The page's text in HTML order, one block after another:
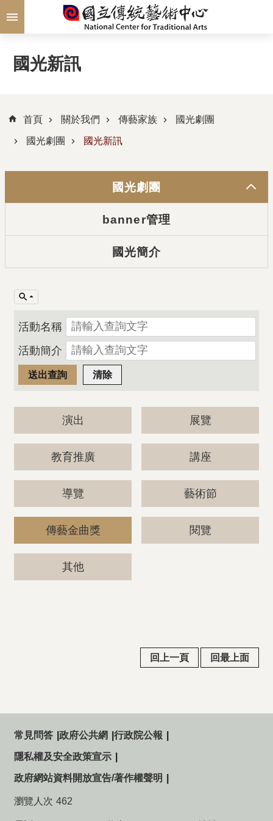
跳到主要內容區塊
國光新訊
首頁 關於我們 傳藝家族 國光劇團
國光劇團 國光新訊
國光劇團
banner管理
國光簡介
活動名稱
活動簡介
演出 展覽
教育推廣 講座
導覽 藝術節
傳藝金曲獎 閱覽
其他
回上一頁 回最上面
常見問答 政府公共網 行政院公報
隱私權及安全政策宣示
政府網站資料開放宣告/著作權聲明
瀏覽人次 462